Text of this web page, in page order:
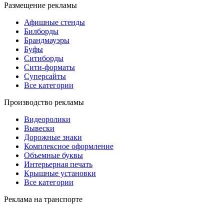
Размещение рекламы
Афишные стенды
Билборды
Брандмауэры
Буфы
Ситиборды
Сити-форматы
Суперсайты
Все категории
Производство рекламы
Видеоролики
Вывески
Дорожные знаки
Комплексное оформление
Объемные буквы
Интерьерная печать
Крышные установки
Все категории
Реклама на транспорте